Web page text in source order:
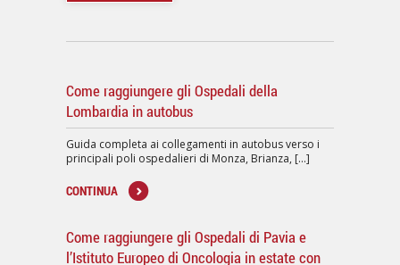
Come raggiungere gli Ospedali della
Lombardia in autobus
Guida completa ai collegamenti in autobus verso i
principali poli ospedalieri di Monza, Brianza, [...]
CONTINUA
Come raggiungere gli Ospedali di Pavia e
l’Istituto Europeo di Oncologia in estate con